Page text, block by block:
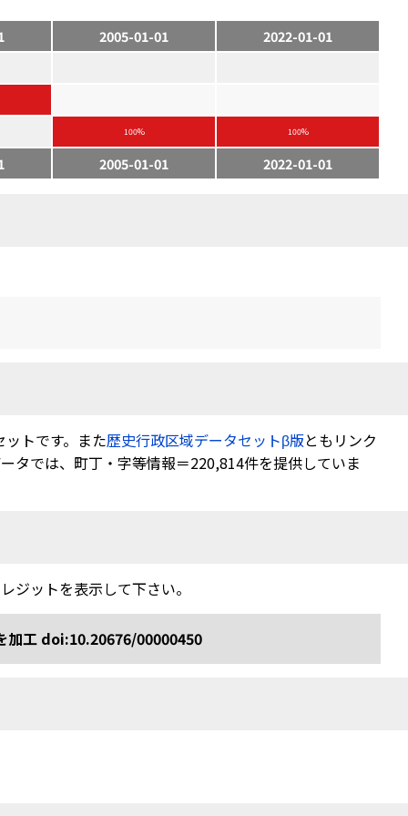
2005-01-01 2022-01-01
100% 100%
2005-01-01 2022-01-01
トです。また歴史行政区域データセットβ版ともリンク
タでは、町丁・字等情報＝220,814件を提供していま
ジットを表示して下さい。
加工 doi:10.20676/00000450